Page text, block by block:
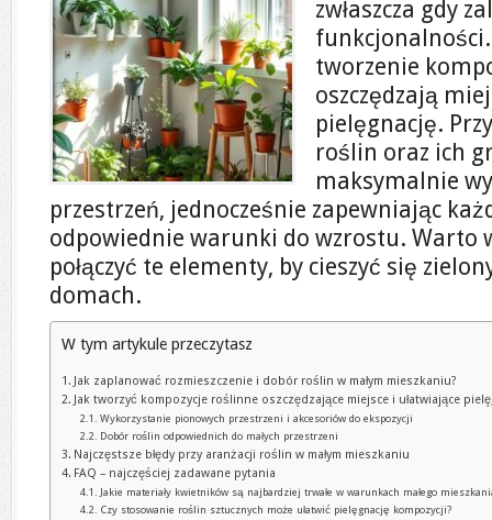
zwłaszcza gdy
tworzenie
oszczędzają
pielęgnację.
roślin oraz ich
maksymalnie
przestrzeń, jednocześnie zapewniając
odpowiednie warunki do wzrostu. Warto
połączyć te elementy, by cieszyć się
domach.
W tym artykule przeczytasz
Jak zaplanować rozmieszczenie i dobór roślin w małym mieszkaniu?
Jak tworzyć kompozycje roślinne oszczędzające miejsce i ułatwiające
Wykorzystanie pionowych przestrzeni i akcesoriów do ekspozycji
Dobór roślin odpowiednich do małych przestrzeni
Najczęstsze błędy przy aranżacji roślin w małym mieszkaniu
FAQ – najczęściej zadawane pytania
Jakie materiały kwietników są najbardziej trwałe w warunkach małego
Czy stosowanie roślin sztucznych może ułatwić pielęgnację kompozycji?